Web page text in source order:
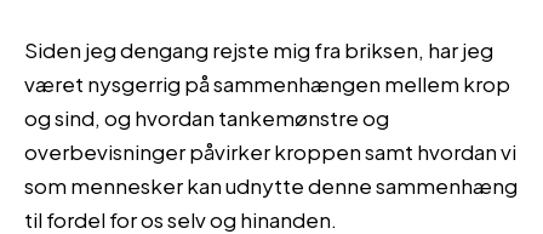
Siden jeg dengang rejste mig fra briksen, har jeg
været nysgerrig på sammenhængen mellem krop
og sind, og hvordan tankemønstre og
overbevisninger påvirker kroppen samt hvordan vi
som mennesker kan udnytte denne sammenhæng
til fordel for os selv og hinanden.